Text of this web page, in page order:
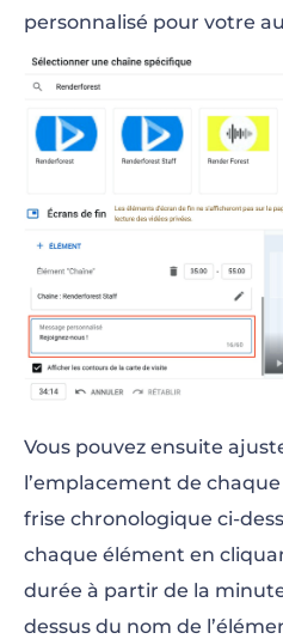
personnalisé pour votre
Vous pouvez ensuite
l’emplacement de
frise chronologique ci-
chaque élément en
durée à partir de la
dessus du nom de